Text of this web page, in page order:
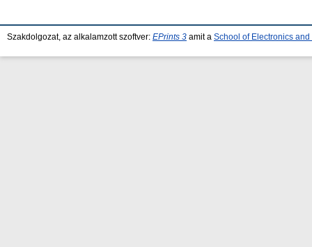
Szakdolgozat, az alkalamzott szoftver: EPrints 3 amit a School of Electronics